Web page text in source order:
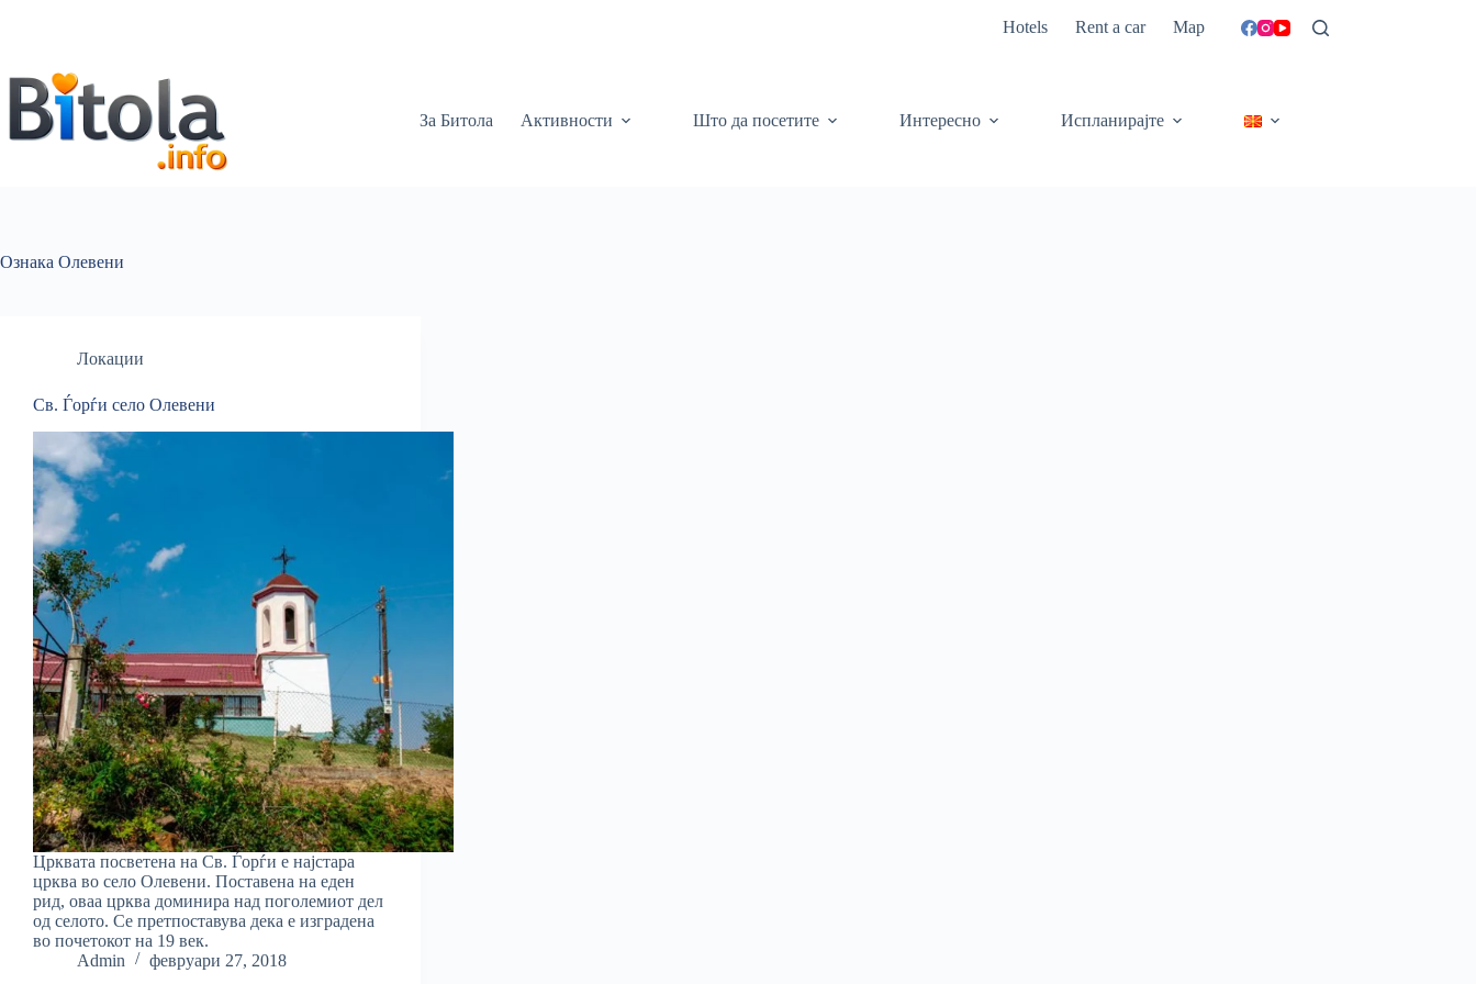
Hotels Rent a car Map
За Битола Активности Што да посетите Интересно Испланирајте
Ознака Олевени
Локации
Св. Ѓорѓи село Олевени
Црквата посветена на Св. Ѓорѓи е најстара
црква во село Олевени. Поставена на еден
рид, оваа црква доминира над поголемиот дел
од селото. Се претпоставува дека е изградена
во почетокот на 19 век.
Admin
февруари 27, 2018